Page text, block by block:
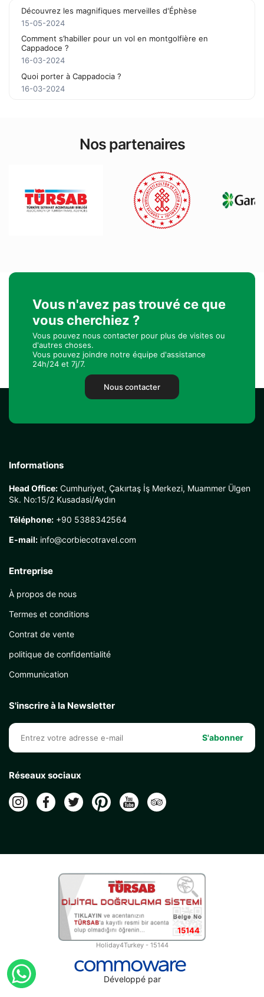
Découvrez les magnifiques merveilles d'Éphèse
15-05-2024
Comment s’habiller pour un vol en montgolfière en
Cappadoce ?
16-03-2024
Quoi porter à Cappadocia ?
16-03-2024
Nos partenaires
Vous n'avez pas trouvé ce que
vous cherchiez ?
Vous pouvez nous contacter pour plus de visites ou
d'autres choses.
Vous pouvez joindre notre équipe d'assistance
24h/24 et 7j/7.
Nous contacter
Informations
Head Office: Cumhuriyet, Çakırtaş İş Merkezi, Muammer Ülgen
Sk. No:15/2 Kusadasi/Aydın
Téléphone: +90 5388342564
E-mail: info@corbiecotravel.com
Entreprise
À propos de nous
Termes et conditions
Contrat de vente
politique de confidentialité
Communication
S'inscrire à la Newsletter
S'abonner
Réseaux sociaux
15144
Holiday4Turkey - 15144
Développé par